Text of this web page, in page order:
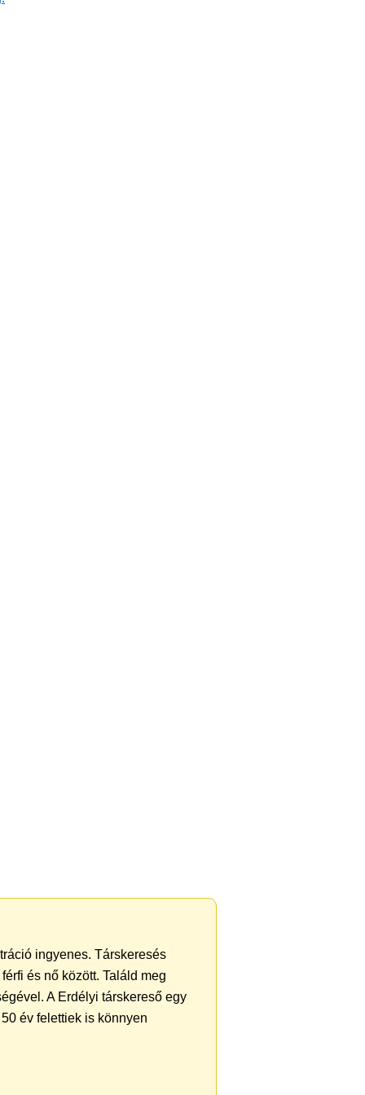
ingyenes. Társkeresés
és nő között. Találd meg
A Erdélyi társkereső egy
év felettiek is könnyen